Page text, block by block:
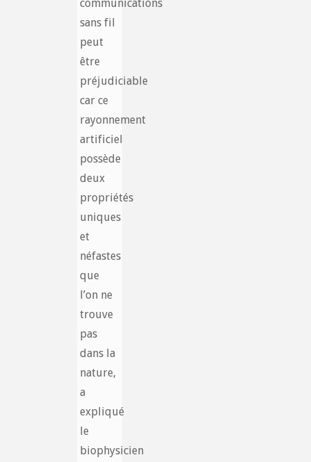
communications
sans fil
peut
être
préjudiciable
car ce
rayonnement
artificiel
possède
deux
propriétés
uniques
et
néfastes
que
l’on ne
trouve
pas
dans la
nature,
a
expliqué
le
biophysicien